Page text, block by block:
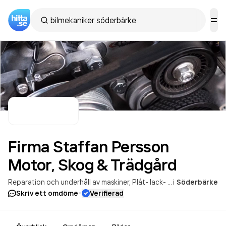
Firma Staffan Persson
Motor, Skog &Trädgård
Reparation och underhåll av maskiner Plåt- lack- och karossreparationer i Söderbärke
Skriv ett omdöme· Verifierad